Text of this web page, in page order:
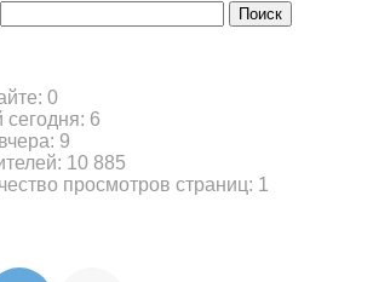
Поиск
0
сегодня: 6
9
10 885
просмотров страниц: 1